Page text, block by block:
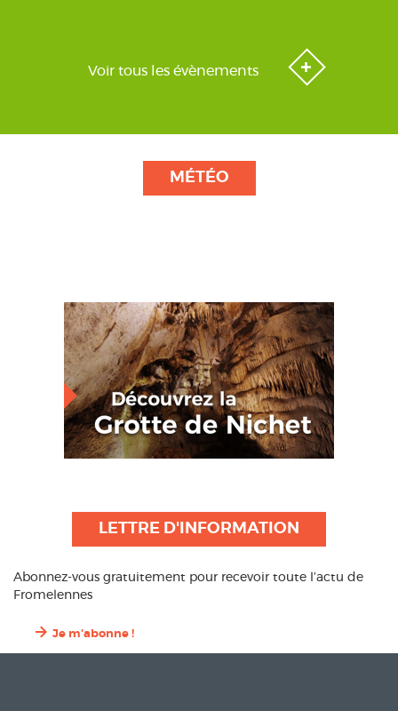
Voir tous les évènements
MÉTÉO
LETTRE D'INFORMATION
Abonnez-vous gratuitement pour recevoir toute l’actu de
Fromelennes
Je m'abonne !